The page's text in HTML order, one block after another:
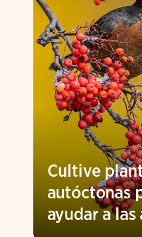
Cultive
autóctonas
ayudar a las